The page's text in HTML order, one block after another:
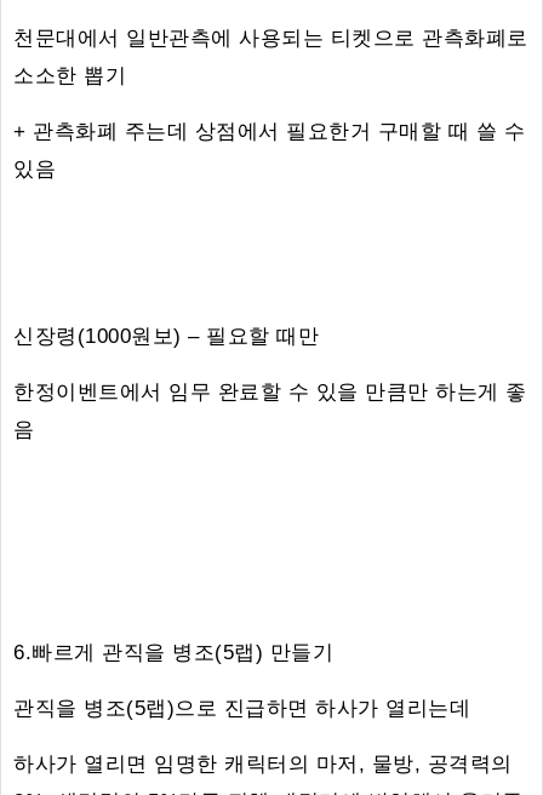
천문대에서 일반관측에 사용되는 티켓으로 관측화폐로
소소한 뽑기
+ 관측화폐 주는데 상점에서 필요한거 구매할 때 쓸 수
있음
신장령(1000원보) – 필요할 때만
한정이벤트에서 임무 완료할 수 있을 만큼만 하는게 좋
음
6.빠르게 관직을 병조(5랩) 만들기
관직을 병조(5랩)으로 진급하면 하사가 열리는데
하사가 열리면 임명한 캐릭터의 마저, 물방, 공격력의